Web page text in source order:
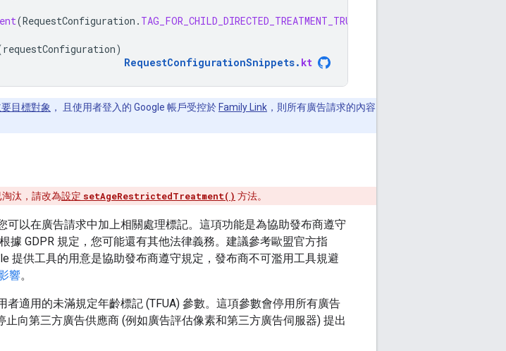
(RequestConfiguration . TAG_FOR_CHILD_DIRECTED_TREATMENT_TRUE
requestConfiguration)
RequestConfigurationSnippets. kt
目標對象 ， 且使用者登入的 Google 帳戶受控於 Family Link ，則所有廣告請求的內容
汰，請改為設定 setAgeRestrictedTreatment() 方法。
可以在廣告請求中加上相關處理標記。這項功能是為協助發布商遵守
據 GDPR 規定，您可能還有其他法律義務。建議參考歐盟官方指
提供工具的用意是協助發布商遵守規定，發布商不可濫用工具規避
響。
適用的未滿規定年齡標記 (TFUA) 參數。這項參數會停用所有廣告
向第三方廣告供應商 (例如廣告評估像素和第三方廣告伺服器) 提出